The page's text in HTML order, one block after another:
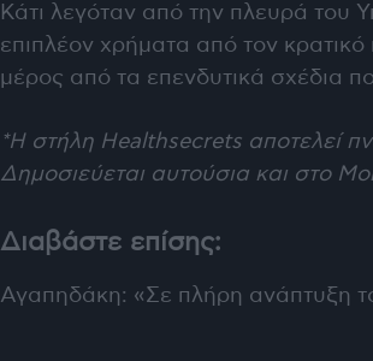
Κάτι λεγόταν από την πλευρά του
επιπλέον χρήματα από τον
μέρος από τα επενδυτικά σχέδια
*Η στήλη Healthsecrets αποτελεί
Δημοσιεύεται αυτούσια και στο
Διαβάστε επίσης:
Αγαπηδάκη: «Σε πλήρη ανάπτυξη το